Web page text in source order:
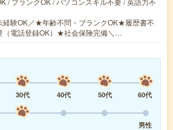
経験OK／★年齢不問・ブランクOK★履歴書不
（電話登録OK）★社会保険完備＼…
30代 40代 50代
60代
男性